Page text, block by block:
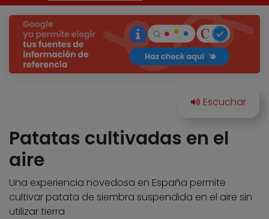
Patatas cultivadas en el
aire
Una experiencia novedosa en España permite
cultivar patata de siembra suspendida en el aire sin
utilizar tierra